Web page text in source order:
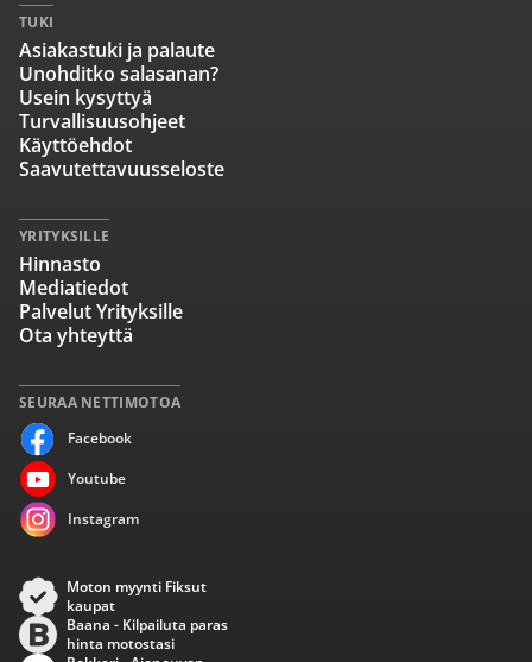
SEURAA NETTIMOTOA
Facebook
Youtube
Instagram
TUKI
Asiakastuki ja palaute
Unohditko salasanan?
Usein kysyttyä
Turvallisuusohjeet
Käyttöehdot
Saavutettavuusseloste
YRITYKSILLE
Hinnasto
Mediatiedot
Palvelut Yrityksille
Ota yhteyttä
Moton myynti Fiksut
kaupat
Baana - Kilpailuta paras
hinta motostasi